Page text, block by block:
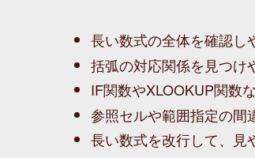
長い数式の全体を確認し
括弧の対応関係を見つけ
IF関数やXLOOKUP関数
参照セルや範囲指定の間
長い数式を改行して、見